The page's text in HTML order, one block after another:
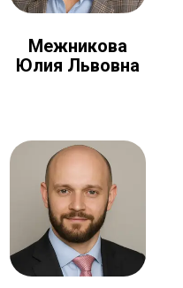
Межникова
Юлия Львовна